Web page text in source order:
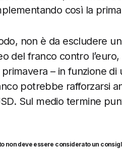
così la
non è da escludere
del franco contro l’euro,
– in funzione
potrebbe rafforzarsi
Sul medio termine
non deve essere considerato un